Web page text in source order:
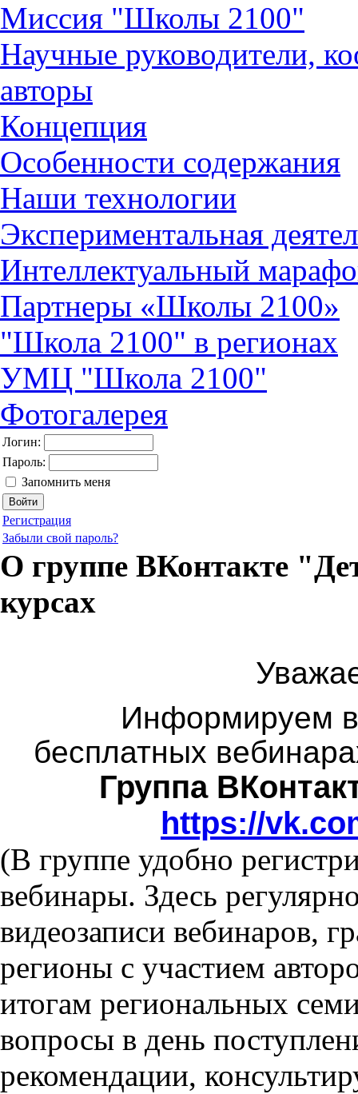
Миссия "Школы 2100"
Научные руководители,
авторы
Концепция
Особенности содержания
Наши технологии
Экспериментальная
Интеллектуальный
Партнеры «Школы 2100»
"Школа 2100" в регионах
УМЦ "Школа 2100"
Фотогалерея
Логин:
Пароль:
Запомнить меня
Регистрация
Забыли свой пароль?
О группе ВКонтакте
курсах
Информируем
бесплатных
Группа
https://vk.
(В группе удобно
вебинары. Здесь
видеозаписи вебинаров,
регионы с участием
итогам региональных
вопросы в день
рекомендации,